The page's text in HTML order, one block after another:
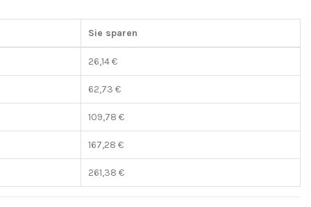
Sie sparen
26,14 €
62,73 €
109,78 €
167,28 €
261,38 €